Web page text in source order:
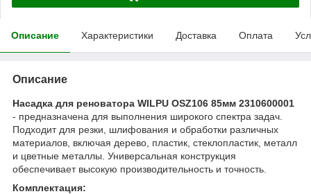
Описание Характеристики Доставка Оплата
Описание
Насадка для реноватора WILPU OSZ106 85мм 2310600001
- предназначена для выполнения широкого спектра задач.
Подходит для резки, шлифования и обработки различных
материалов, включая дерево, пластик, стеклопластик, металл
и цветные металлы. Универсальная конструкция
обеспечивает высокую производительность и точность.
Комплектация: